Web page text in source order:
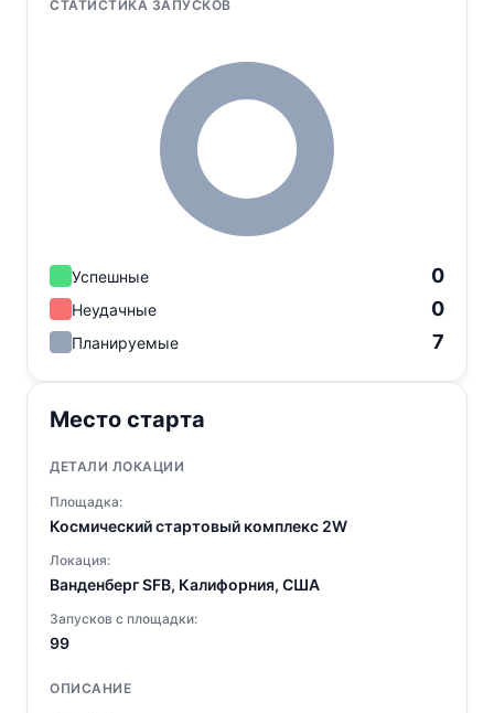
СТАТИСТИКА ЗАПУСКОВ
Успешные 0
Неудачные 0
Планируемые 7
Место старта
ДЕТАЛИ ЛОКАЦИИ
Площадка:
Космический стартовый комплекс 2W
Локация:
Ванденберг SFB, Калифорния, США
Запусков с площадки:
99
ОПИСАНИЕ